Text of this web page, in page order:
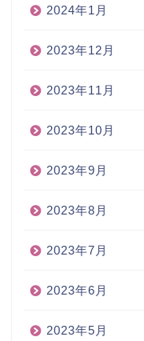
2024年1月
2023年12月
2023年11月
2023年10月
2023年9月
2023年8月
2023年7月
2023年6月
2023年5月